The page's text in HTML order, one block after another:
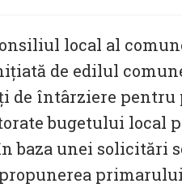
local al
de edilul
de întârziere pentru
bugetului local
baza unei solicitări